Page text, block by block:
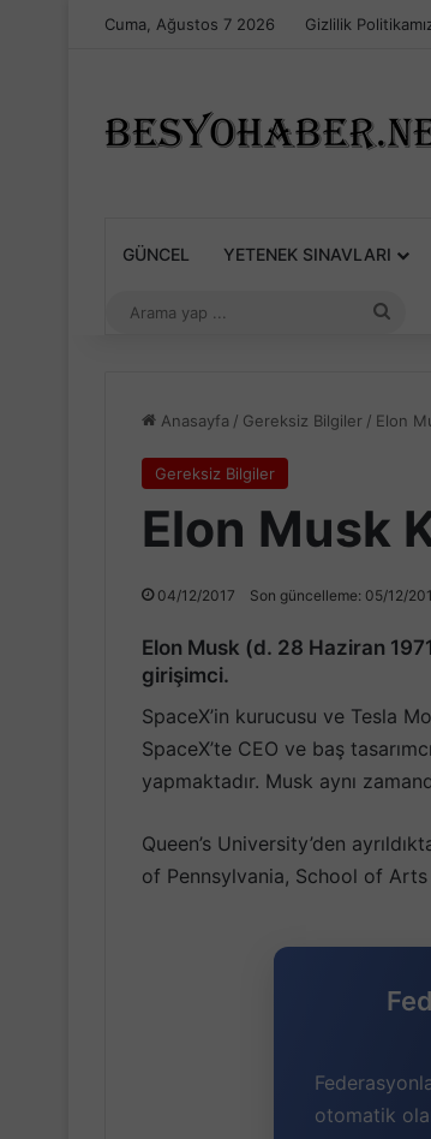
Cuma, Ağustos 7 2026 Gizlilik
GÜNCEL YETENEK SINAVLARI
Anasayfa / Gereksiz Bilgiler / Elon
Gereksiz Bilgiler
Elon Musk
04/12/2017 Son güncelleme: 05/12/
Elon Musk (d. 28 Haziran
girişimci.
SpaceX’in kurucusu ve Tesla
SpaceX’te CEO ve baş
yapmaktadır. Musk aynı
Queen’s University’den
of Pennsylvania, School of
otomatik